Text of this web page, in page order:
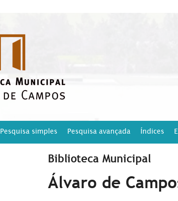
Pesquisa simples Pesquisa avançada Índices
Biblioteca Municipal
Álvaro de